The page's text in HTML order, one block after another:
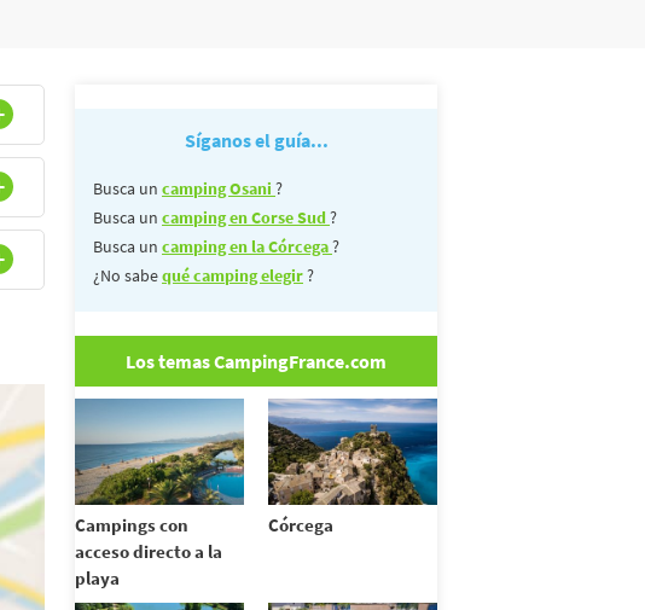
Síganos el guía...
Busca un camping Osani ?
Busca un camping en Corse Sud?
Busca un camping en la Córcega?
¿No sabequé camping elegir?
Los temas CampingFrance.com
Campings con
acceso directo a la
playa
Córcega